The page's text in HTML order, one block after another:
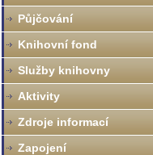
Půjčování
Knihovní fond
Služby knihovny
Aktivity
Zdroje informací
Zapojení